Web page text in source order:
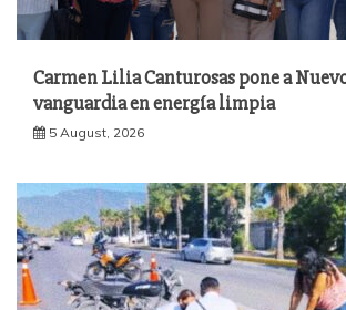
Carmen Lilia Canturosas pone a
vanguardia en energía limpia
5 August, 2026